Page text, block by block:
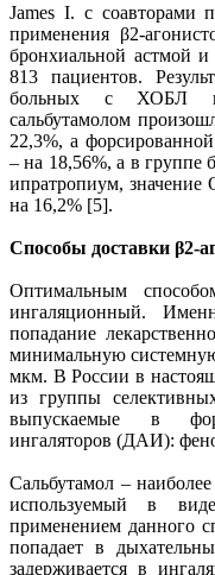
James I. с соавторами
применения β2-
бронхиальной астмой
813 пациентов.
больных с ХОБЛ
сальбутамолом
22,3%, а
– на 18,56%, а в
ипратропиум,
на 16,2% [5].
Способы доставки β2-
Оптимальным
ингаляционный.
попадание
минимальную
мкм. В России в
из группы
выпускаемые в
ингаляторов (ДАИ):
Сальбутамол –
используемый в
применением данного
попадает в
задерживается в